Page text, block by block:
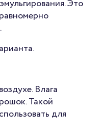
Это
Влага
Такой
для